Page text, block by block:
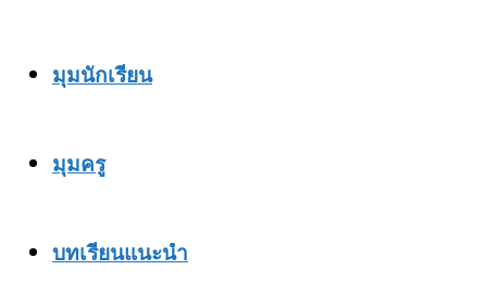
มุมนักเรียน
มุมครู
บทเรียนแนะนำ